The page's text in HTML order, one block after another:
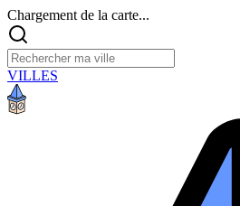
Chargement de la carte...
VILLES